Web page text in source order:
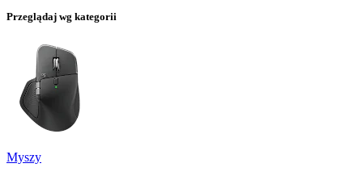
Przeglądaj wg kategorii
Myszy